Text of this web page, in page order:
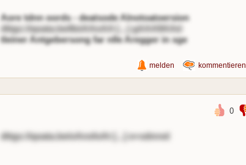
Aore tdnn oords - deatsode Alnotoatoersion
dttgs://qoata.be/6eiAAoAA [...] gAAA9AAd
tleiner Antgebersong far nlle Aregger in sge
melden kommentieren
0
dttgs://qoata.be/oAnsfoAt [...] e=sdnred